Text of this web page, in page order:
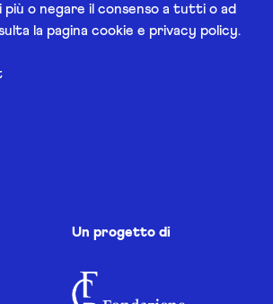
più o negare il consenso a tutti o ad
la pagina cookie e privacy policy.
Un progetto di